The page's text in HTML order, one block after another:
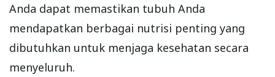
Anda dapat memastikan tubuh Anda
mendapatkan berbagai nutrisi penting yang
dibutuhkan untuk menjaga kesehatan secara
menyeluruh.